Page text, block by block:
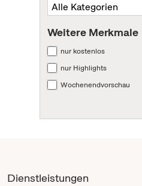
Weitere Merkmale
nur kostenlos
nur Highlights
Wochenendvorschau
Dienstleistungen